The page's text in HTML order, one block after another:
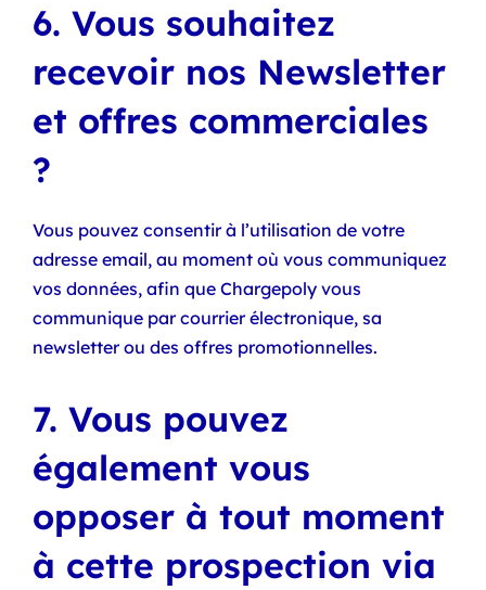
6. Vous souhaitez
recevoir nos Newsletter
et offres commerciales
?
Vous pouvez consentir à l’utilisation de votre
adresse email, au moment où vous communiquez
vos données, afin que Chargepoly vous
communique par courrier électronique, sa
newsletter ou des offres promotionnelles.
7. Vous pouvez
également vous
opposer à tout moment
à cette prospection via